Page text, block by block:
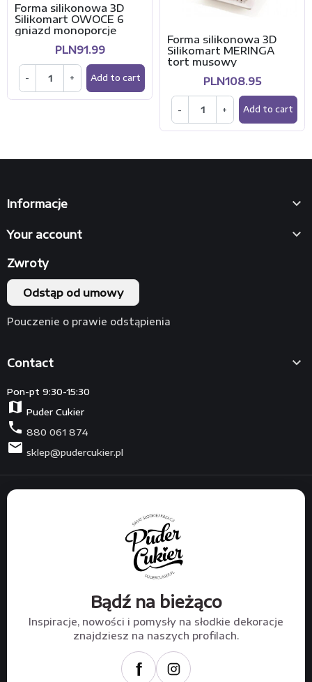
Forma silikonowa 3D
Silikomart OWOCE 6
gniazd monoporcje
PLN91.99
- + Add to cart
Forma silikonowa 3D
Silikomart MERINGA
tort musowy
PLN108.95
- + Add to cart
Informacje 
Your account 
Contact 
Pon-pt 9:30-15:30
map Puder Cukier
phone 880 061 874
mail sklep@pudercukier.pl
Zwroty
Odstąp od umowy
Pouczenie o prawie odstąpienia
Bądź na bieżąco
Inspiracje, nowości i pomysły na słodkie dekoracje
znajdziesz na naszych profilach.
f